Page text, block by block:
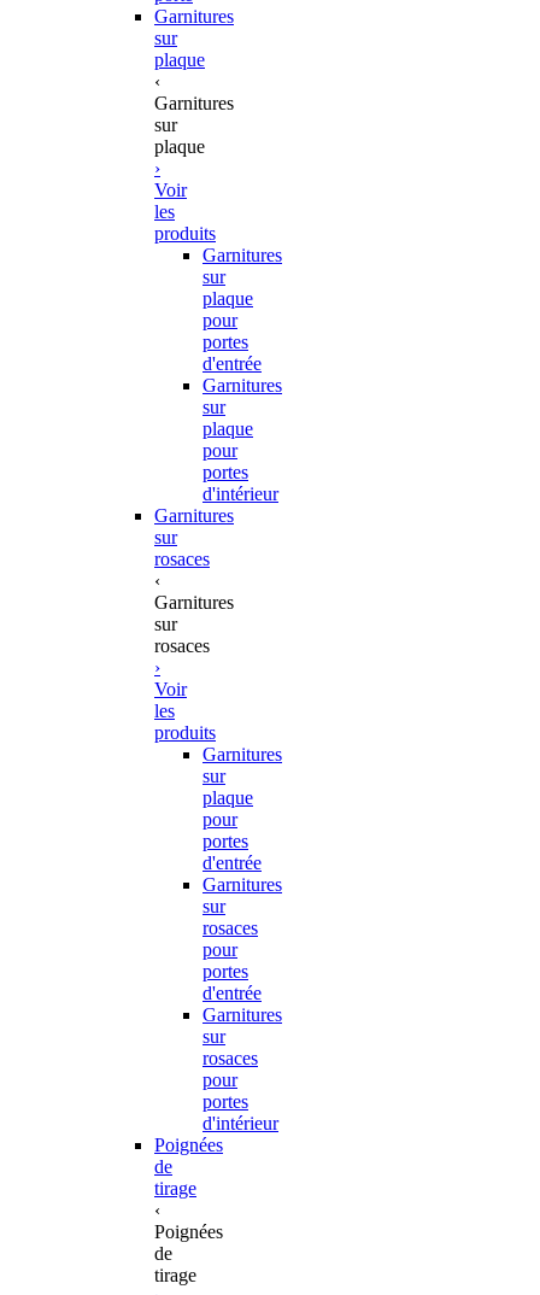
Garnitures
sur
plaque
‹
Garnitures
sur
plaque
›
Voir
les
produits
Garnitures
sur
plaque
pour
portes
d'entrée
Garnitures
sur
plaque
pour
portes
d'intérieur
Garnitures
sur
rosaces
‹
Garnitures
sur
rosaces
›
Voir
les
produits
Garnitures
sur
plaque
pour
portes
d'entrée
Garnitures
sur
rosaces
pour
portes
d'entrée
Garnitures
sur
rosaces
pour
portes
d'intérieur
Poignées
de
tirage
‹
Poignées
de
tirage